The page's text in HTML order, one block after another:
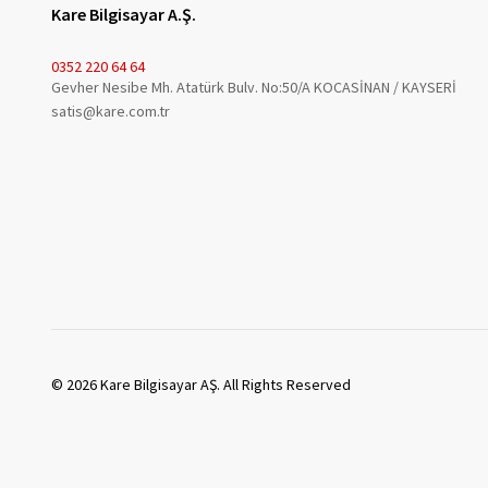
Kare Bilgisayar A.Ş.
0352 220 64 64
Gevher Nesibe Mh. Atatürk Bulv. No:50/A KOCASİNAN / KAYSERİ
satis@kare.com.tr
© 2026 Kare Bilgisayar AŞ. All Rights Reserved